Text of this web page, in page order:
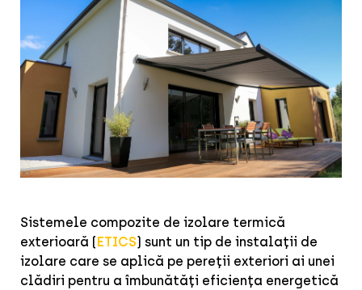
Sistemele compozite de izolare termică
exterioară (ETICS) sunt un tip de instalații de
izolare care se aplică pe pereții exteriori ai unei
clădiri pentru a îmbunătăți eficiența energetică